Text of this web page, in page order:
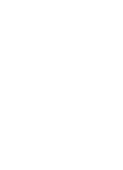
Teppichs